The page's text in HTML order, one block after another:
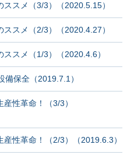
スメ（3/3）（2020.5.15）
スメ（2/3）（2020.4.27）
スメ（1/3）（2020.4.6）
保全（2019.7.1）
性革命！（3/3）
性革命！（2/3）（2019.6.3）